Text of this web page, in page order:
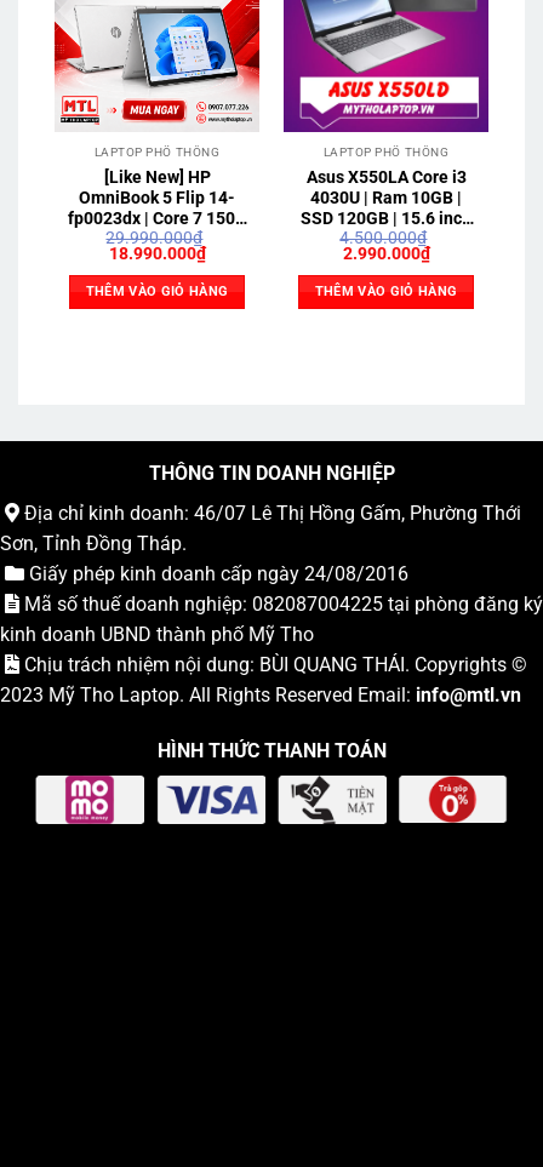
LAPTOP PHỔ THÔNG
[Like New] HP
OmniBook 5 Flip 14-
fp0023dx | Core 7 150U
| Ram 16GB | SSD
512GB | 14 inch 2K
Touch
29.990.000₫
Giá
là:
29.990.000₫.
18.990.000₫Giá
hiện
tại
là:
18.990.000₫.
THÊM VÀO GIỎ HÀNG
LAPTOP PHỔ THÔNG
Asus X550LA Core i3
4030U | Ram 10GB |
SSD 120GB | 15.6 inch
HD
4.500.000₫
Giá
là:
4.500.000₫.
2.990.000₫Giá
hiện
tại
là:
2.990.000₫.
THÊM VÀO GIỎ HÀNG
THÔNG TIN DOANH NGHIỆP
Địa chỉ kinh doanh: 46/07 Lê Thị Hồng Gấm, Phường Thới
Sơn, Tỉnh Đồng Tháp.
Giấy phép kinh doanh cấp ngày 24/08/2016
Mã số thuế doanh nghiệp: 082087004225 tại phòng đăng ký
kinh doanh UBND thành phố Mỹ Tho
Chịu trách nhiệm nội dung: BÙI QUANG THÁI. Copyrights ©
2023 Mỹ Tho Laptop. All Rights Reserved Email: info@mtl.vn
HÌNH THỨC THANH TOÁN